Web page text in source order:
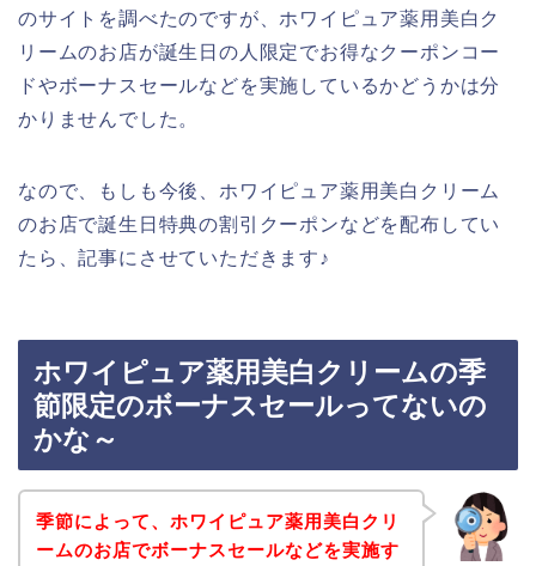
のサイトを調べたのですが、ホワイピュア薬用美白ク
リームのお店が誕生日の人限定でお得なクーポンコー
ドやボーナスセールなどを実施しているかどうかは分
かりませんでした。
なので、もしも今後、ホワイピュア薬用美白クリーム
のお店で誕生日特典の割引クーポンなどを配布してい
たら、記事にさせていただきます♪
ホワイピュア薬用美白クリームの季
節限定のボーナスセールってないの
かな～
季節によって、ホワイピュア薬用美白クリ
ームのお店でボーナスセールなどを実施す